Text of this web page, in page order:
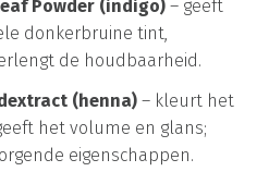
Powder (indigo) – geeft
donkerbruine tint,
de houdbaarheid.
(henna) – kleurt het
het volume en glans;
eigenschappen.